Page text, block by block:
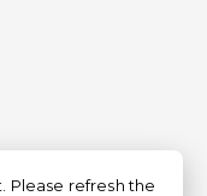
Please refresh the